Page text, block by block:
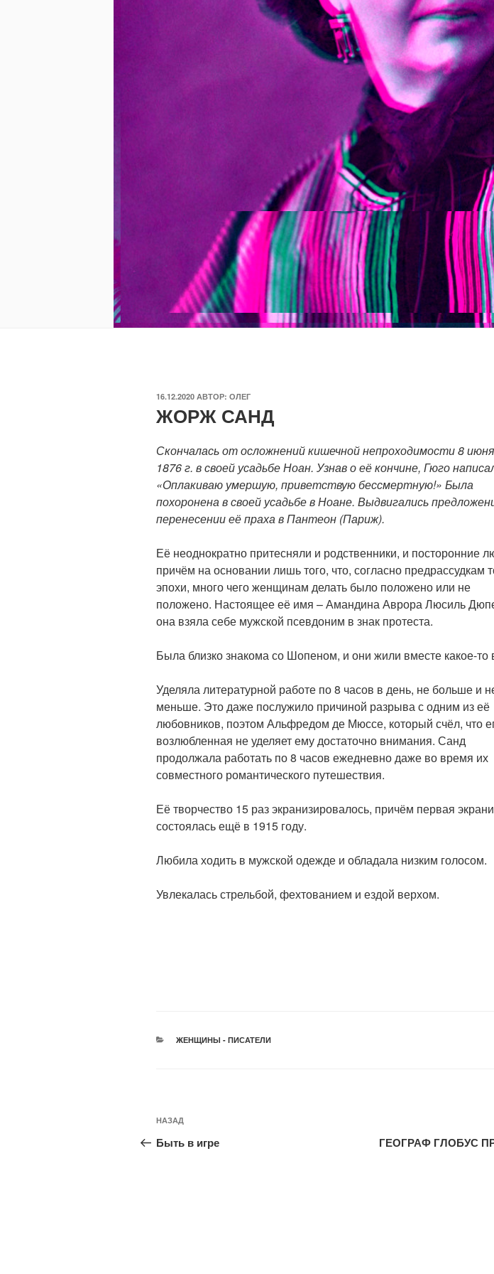
ОПУБЛИКОВАНО
16.12.2020 АВТОР: ОЛЕГ
ЖОРЖ САНД
Скончалась от осложнений кишечной непроходимости 8 июня
1876 г. в своей усадьбе Ноан. Узнав о её кончине, Гюго
«Оплакиваю умершую, приветствую бессмертную!» Была
похоронена в своей усадьбе в Ноане. Выдвигались
перенесении её праха в Пантеон (Париж).
Её неоднократно притесняли и родственники, и посторонние
причём на основании лишь того, что, согласно предрассудкам
эпохи, много чего женщинам делать было положено или не
положено. Настоящее её имя – Амандина Аврора Люсиль
она взяла себе мужской псевдоним в знак протеста.
Была близко знакома со Шопеном, и они жили вместе какое-то
Уделяла литературной работе по 8 часов в день, не больше и
меньше. Это даже послужило причиной разрыва с одним из её
любовников, поэтом Альфредом де Мюссе, который счёл, что
возлюбленная не уделяет ему достаточно внимания. Санд
продолжала работать по 8 часов ежедневно даже во время их
совместного романтического путешествия.
Её творчество 15 раз экранизировалось, причём первая
состоялась ещё в 1915 году.
Любила ходить в мужской одежде и обладала низким голосом.
Увлекалась стрельбой, фехтованием и ездой верхом.
РУБРИКИ
ЖЕНЩИНЫ - ПИСАТЕЛИ
Навигация
по
записям
Предыдущая
запись:
НАЗАД
Быть в игре ГЕОГРАФ ГЛОБУС